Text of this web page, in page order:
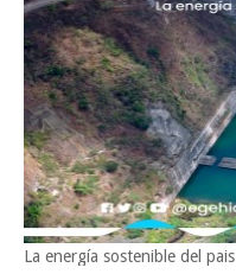
La energía sostenible del pais